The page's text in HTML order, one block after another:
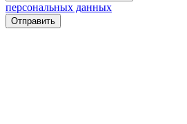
персональных данных
Отправить